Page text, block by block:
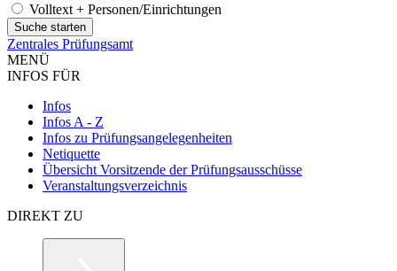
Volltext + Personen/Einrichtungen
Zentrales Prüfungsamt
MENÜ
INFOS FÜR
Infos
Infos A - Z
Infos zu Prüfungsangelegenheiten
Netiquette
Übersicht Vorsitzende der Prüfungsausschüsse
Veranstaltungsverzeichnis
DIREKT ZU